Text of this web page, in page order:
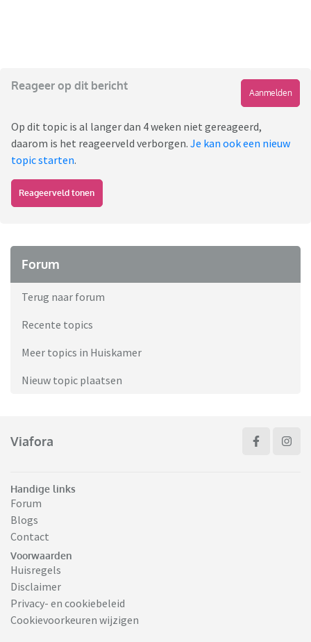
Reageer op dit bericht
Aanmelden
Op dit topic is al langer dan 4 weken niet gereageerd,
daarom is het reageerveld verborgen. Je kan ook een nieuw
topic starten.
Reageerveld tonen
Forum
Terug naar forum
Recente topics
Meer topics in Huiskamer
Nieuw topic plaatsen
Viafora
Handige links
Forum
Blogs
Contact
Voorwaarden
Huisregels
Disclaimer
Privacy- en cookiebeleid
Cookievoorkeuren wijzigen